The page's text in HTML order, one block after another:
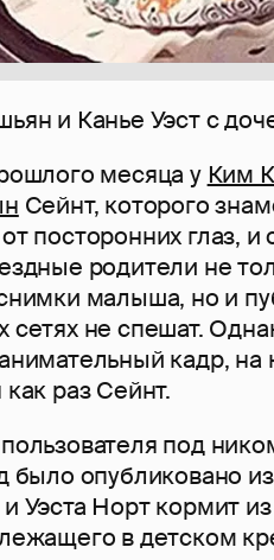
и Канье Уэст с
месяца у Ким
Сейнт, которого
посторонних глаз,
родители не
малыша, но и
сетях не спешат.
кадр, на
как раз Сейнт.
под
было опубликовано
Уэста Норт кормит
в детском